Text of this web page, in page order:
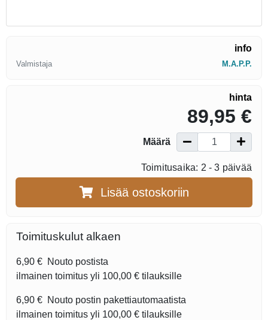
info
Valmistaja M.A.P.P.
hinta
89,95 €
Määrä
Toimitusaika: 2 - 3 päivää
Lisää ostoskoriin
Toimituskulut alkaen
6,90 € Nouto postista
ilmainen toimitus yli 100,00 € tilauksille
6,90 € Nouto postin pakettiautomaatista
ilmainen toimitus yli 100,00 € tilauksille